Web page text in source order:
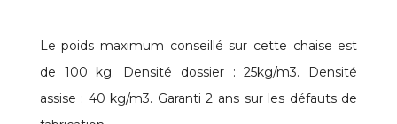
Le poids maximum conseillé sur cette chaise est
de 100 kg. Densité dossier : 25kg/m3. Densité
assise : 40 kg/m3. Garanti 2 ans sur les défauts de